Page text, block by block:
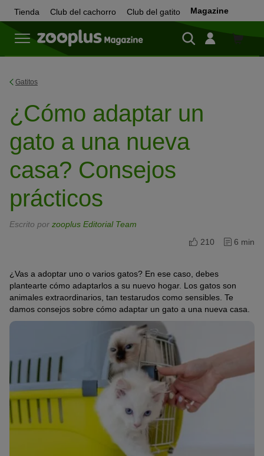
Tienda Club del cachorro Club del gatito Magazine
Tienda
Gatitos
¿Cómo adaptar un
gato a una nueva
casa? Consejos
prácticos
Escrito por zooplus Editorial Team
210
6 min
¿Vas a adoptar uno o varios gatos? En ese caso, debes
plantearte cómo adaptarlos a su nuevo hogar. Los gatos son
animales extraordinarios, tan testarudos como sensibles. Te
damos consejos sobre cómo adaptar un gato a una nueva casa.